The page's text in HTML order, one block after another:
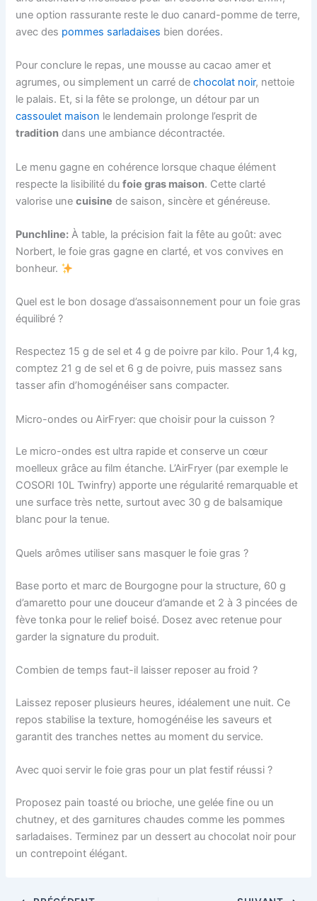
une option rassurante reste le duo canard-pomme de terre,
avec des pommes sarladaises bien dorées.
Pour conclure le repas, une mousse au cacao amer et
agrumes, ou simplement un carré dechocolat noir, nettoie
le palais. Et, si la fête se prolonge, un détour par un
cassoulet maison le lendemain prolonge l’esprit de
tradition dans une ambiance décontractée.
Le menu gagne en cohérence lorsque chaque élément
respecte la lisibilité dufoie gras maison. Cette clarté
valorise unecuisine de saison, sincère et généreuse.
Punchline: À table, la précision fait la fête au goût: avec
Norbert, le foie gras gagne en clarté, et vos convives en
bonheur.
Quel est le bon dosage d’assaisonnement pour un foie gras
équilibré ?
Respectez 15 g de sel et 4 g de poivre par kilo. Pour 1,4 kg,
comptez 21 g de sel et 6 g de poivre, puis massez sans
tasser afin d’homogénéiser sans compacter.
Micro-ondes ou AirFryer: que choisir pour la cuisson ?
Le micro-ondes est ultra rapide et conserve un cœur
moelleux grâce au film étanche. L’AirFryer (par exemple le
COSORI 10L Twinfry) apporte une régularité remarquable et
une surface très nette, surtout avec 30 g de balsamique
blanc pour la tenue.
Quels arômes utiliser sans masquer le foie gras ?
Base porto et marc de Bourgogne pour la structure, 60 g
d’amaretto pour une douceur d’amande et 2 à 3 pincées de
fève tonka pour le relief boisé. Dosez avec retenue pour
garder la signature du produit.
Combien de temps faut-il laisser reposer au froid ?
Laissez reposer plusieurs heures, idéalement une nuit. Ce
repos stabilise la texture, homogénéise les saveurs et
garantit des tranches nettes au moment du service.
Avec quoi servir le foie gras pour un plat festif réussi ?
Proposez pain toasté ou brioche, une gelée fine ou un
chutney, et des garnitures chaudes comme les pommes
sarladaises. Terminez par un dessert au chocolat noir pour
un contrepoint élégant.